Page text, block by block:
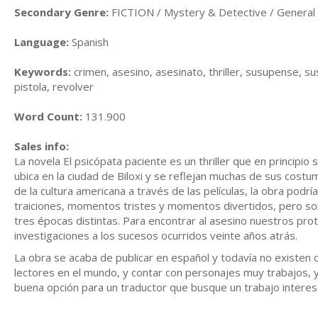
Secondary Genre: FICTION / Mystery & Detective / General
Language: Spanish
Keywords: crimen, asesino, asesinato, thriller, susupense,
pistola, revolver
Word Count: 131.900
Sales info:
La novela El psicópata paciente es un thriller que en
ubica en la ciudad de Biloxi y se reflejan muchas de sus
de la cultura americana a través de las películas, la obra
traiciones, momentos tristes y momentos divertidos, pero
tres épocas distintas. Para encontrar al asesino nuestros
investigaciones a los sucesos ocurridos veinte años atrás.
La obra se acaba de publicar en español y todavía no
lectores en el mundo, y contar con personajes muy trabajos,
buena opción para un traductor que busque un trabajo